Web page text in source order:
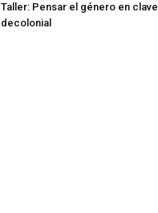
Taller: Pensar el género en clave
decolonial